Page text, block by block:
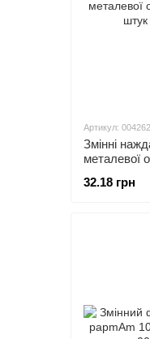
Артикул: 004262
Змінні
металевої
32.18 грн